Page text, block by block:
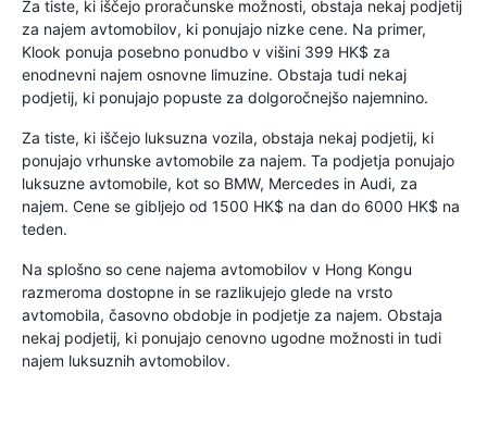
Za tiste, ki iščejo proračunske možnosti, obstaja nekaj podjetij
za najem avtomobilov, ki ponujajo nizke cene. Na primer,
Klook ponuja posebno ponudbo v višini 399 HK$ za
enodnevni najem osnovne limuzine. Obstaja tudi nekaj
podjetij, ki ponujajo popuste za dolgoročnejšo najemnino.
Za tiste, ki iščejo luksuzna vozila, obstaja nekaj podjetij, ki
ponujajo vrhunske avtomobile za najem. Ta podjetja ponujajo
luksuzne avtomobile, kot so BMW, Mercedes in Audi, za
najem. Cene se gibljejo od 1500 HK$ na dan do 6000 HK$ na
teden.
Na splošno so cene najema avtomobilov v Hong Kongu
razmeroma dostopne in se razlikujejo glede na vrsto
avtomobila, časovno obdobje in podjetje za najem. Obstaja
nekaj podjetij, ki ponujajo cenovno ugodne možnosti in tudi
najem luksuznih avtomobilov.